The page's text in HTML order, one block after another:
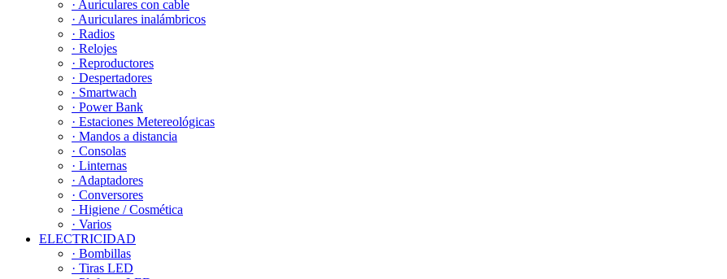
· Auriculares con cable
· Auriculares inalámbricos
· Radios
· Relojes
· Reproductores
· Despertadores
· Smartwach
· Power Bank
· Estaciones Metereológicas
· Mandos a distancia
· Consolas
· Linternas
· Adaptadores
· Conversores
· Higiene / Cosmética
· Varios
ELECTRICIDAD
· Bombillas
· Tiras LED